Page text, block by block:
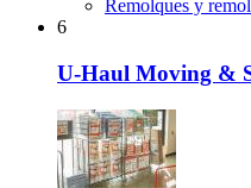
Remolques y
6
U-Haul Moving &